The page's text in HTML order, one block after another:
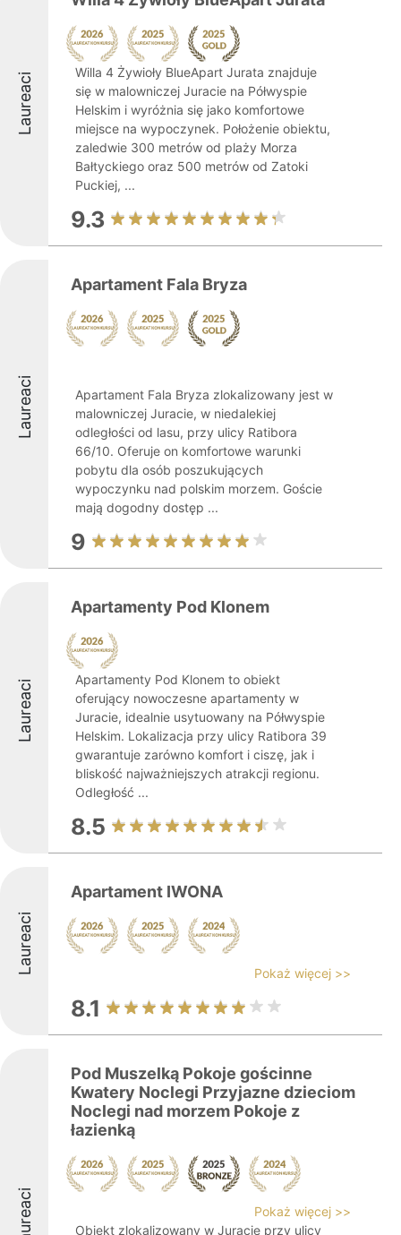
Laureaci
Willa 4 Żywioły BlueApart Jurata znajduje
się w malowniczej Juracie na Półwyspie
Helskim i wyróżnia się jako komfortowe
miejsce na wypoczynek. Położenie obiektu,
zaledwie 300 metrów od plaży Morza
Bałtyckiego oraz 500 metrów od Zatoki
Puckiej, ...
9.3
Laureaci
Apartament Fala Bryza
Apartament Fala Bryza zlokalizowany jest w
malowniczej Juracie, w niedalekiej
odległości od lasu, przy ulicy Ratibora
66/10. Oferuje on komfortowe warunki
pobytu dla osób poszukujących
wypoczynku nad polskim morzem. Goście
mają dogodny dostęp ...
9
Laureaci
Apartamenty Pod Klonem
Apartamenty Pod Klonem to obiekt
oferujący nowoczesne apartamenty w
Juracie, idealnie usytuowany na Półwyspie
Helskim. Lokalizacja przy ulicy Ratibora 39
gwarantuje zarówno komfort i ciszę, jak i
bliskość najważniejszych atrakcji regionu.
Odległość ...
8.5
Laureaci
Apartament IWONA
Pokaż więcej >>
8.1
Laureaci
Pod Muszelką Pokoje gościnne
Kwatery Noclegi Przyjazne dzieciom
Noclegi nad morzem Pokoje z
łazienką
Pokaż więcej >>
Obiekt zlokalizowany w Juracie przy ulicy